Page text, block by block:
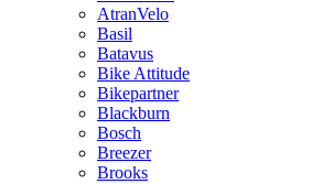
AtranVelo
Basil
Batavus
Bike Attitude
Bikepartner
Blackburn
Bosch
Breezer
Brooks